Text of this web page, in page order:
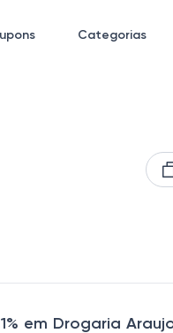
Categorias
em Drogaria